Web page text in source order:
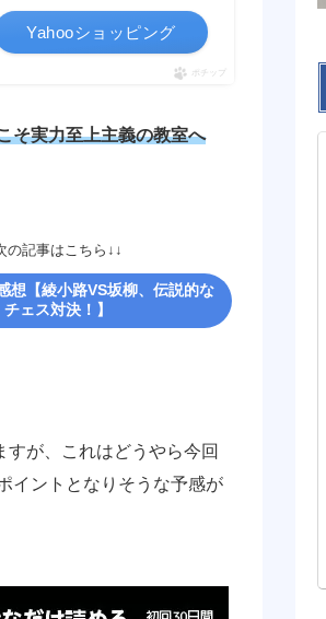
Yahooショッピング
ポチップ
そ実力至上主義の教室へ
の記事はこちら↓↓
想【綾小路VS坂柳、伝説的な
チェス対決！】
すが、これはどうやら今回
イントとなりそうな予感が